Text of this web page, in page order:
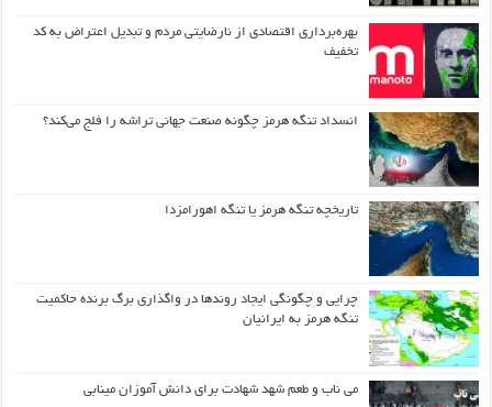
بهره‌برداری اقتصادی از نارضایتی مردم و تبدیل اعتراض به کد
تخفیف
انسداد تنگه هرمز چگونه صنعت جهانی تراشه را فلج می‌کند؟
تاریخچه تنگه هرمز یا تنگه اهورامزدا
چرایی و چگونگی ایجاد روندها در واگذاری برگ برنده حاکمیت
تنگه هرمز به ایرانیان
می ناب و طعم شهد شهادت برای دانش آموزان مینابی